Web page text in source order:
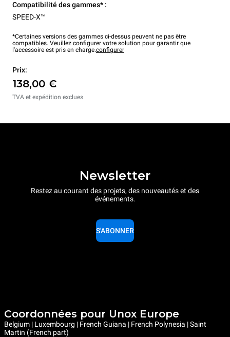
Compatibilité des gammes* :
SPEED-X™
*Certaines versions des gammes ci-dessus peuvent ne pas être
compatibles. Veuillez configurer votre solution pour garantir que
l'accessoire est pris en charge.configurer
Prix:
138,00 €
TVA et expédition exclues
Newsletter
Restez au courant des projets, des nouveautés et des
événements.
S'ABONNER
Coordonnées pour Unox Europe
Belgium | Luxembourg | French Guiana | French Polynesia | Saint
Martin (French part)